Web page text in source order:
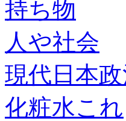
持ち物
人や社会
現代日本
化粧水これ